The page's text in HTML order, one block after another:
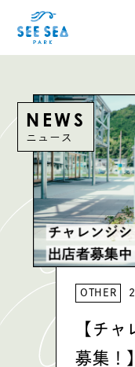
NEWS
ニュース
OTHER
【チ
募集！】